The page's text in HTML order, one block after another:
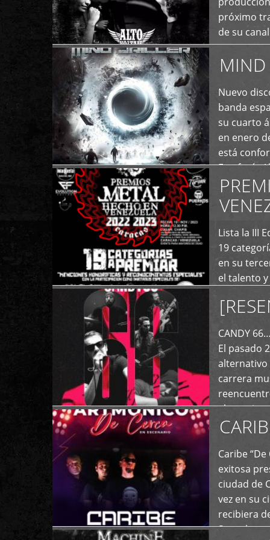
próximo
de su
momento
MIND
Nuevo
banda
su cuarto
en enero
está
Estefanía
+
Lista la III
19
en su
el talento
de las
+
CANDY
El pasado
alternativo
carrera
el exterior
+
Caribe
exitosa
ciudad de
vez en su
recibiera
Store los
+